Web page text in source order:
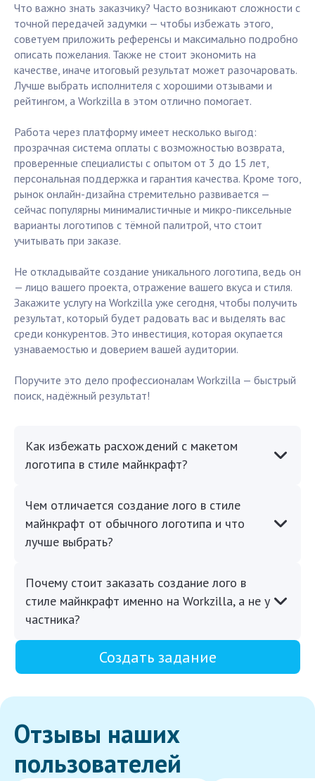
Что важно знать заказчику? Часто возникают сложности с
точной передачей задумки — чтобы избежать этого,
советуем приложить референсы и максимально подробно
описать пожелания. Также не стоит экономить на
качестве, иначе итоговый результат может разочаровать.
Лучше выбрать исполнителя с хорошими отзывами и
рейтингом, а Workzilla в этом отлично помогает.
Работа через платформу имеет несколько выгод:
прозрачная система оплаты с возможностью возврата,
проверенные специалисты с опытом от 3 до 15 лет,
персональная поддержка и гарантия качества. Кроме того,
рынок онлайн-дизайна стремительно развивается —
сейчас популярны минималистичные и микро-пиксельные
варианты логотипов с тёмной палитрой, что стоит
учитывать при заказе.
Не откладывайте создание уникального логотипа, ведь он
— лицо вашего проекта, отражение вашего вкуса и стиля.
Закажите услугу на Workzilla уже сегодня, чтобы получить
результат, который будет радовать вас и выделять вас
среди конкурентов. Это инвестиция, которая окупается
узнаваемостью и доверием вашей аудитории.
Поручите это дело профессионалам Workzilla — быстрый
поиск, надёжный результат!
Как избежать расхождений с макетом
логотипа в стиле майнкрафт?
Чем отличается создание лого в стиле
майнкрафт от обычного логотипа и что
лучше выбрать?
Почему стоит заказать создание лого в
стиле майнкрафт именно на Workzilla, а не у
частника?
Создать задание
Отзывы наших
пользователей